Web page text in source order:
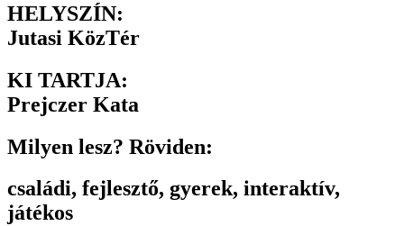
HELYSZÍN:
Jutasi KözTér
KI TARTJA:
Prejczer Kata
Milyen lesz? Röviden:
családi, fejlesztő, gyerek, interaktív,
játékos